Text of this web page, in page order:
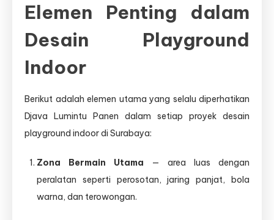
Elemen Penting dalam
Desain Playground
Indoor
Berikut adalah elemen utama yang selalu diperhatikan
Djava Lumintu Panen dalam setiap proyek desain
playground indoor di Surabaya:
Zona Bermain Utama — area luas dengan
peralatan seperti perosotan, jaring panjat, bola
warna, dan terowongan.